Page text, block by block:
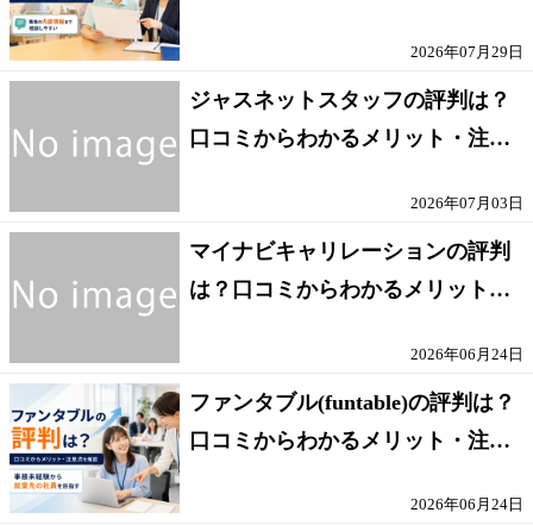
2026年07月29日
ジャスネットスタッフの評判は？
口コミからわかるメリット・注意
2026年07月03日
マイナビキャリレーションの評判
は？口コミからわかるメリット・
2026年06月24日
ファンタブル(funtable)の評判は？
口コミからわかるメリット・注意
2026年06月24日